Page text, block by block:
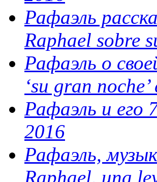
Рафаэль
Raphael sobre
Рафаэль о
‘su gran
Рафаэль и его
2016
Рафаэль,
Raphael, una